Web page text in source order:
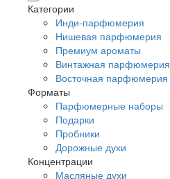
Категории
Инди-парфюмерия
Нишевая парфюмерия
Премиум ароматы
Винтажная парфюмерия
Восточная парфюмерия
Форматы
Парфюмерные наборы
Подарки
Пробники
Дорожные духи
Концентрации
Масляные духи